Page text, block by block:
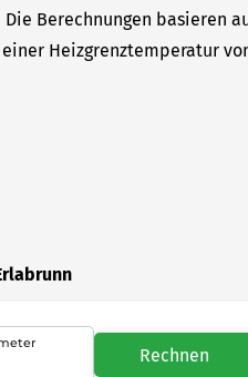
Berechnungen basieren
Heizgrenztemperatur von
Rechnen